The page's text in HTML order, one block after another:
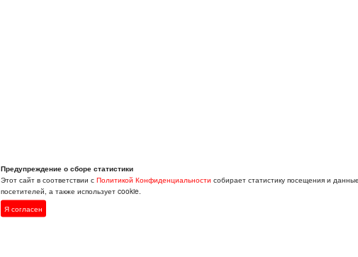
Предупреждение о сборе статистики
Этот сайт в соответствии с Политикой Конфиденциальности собирает статистику посещения и данные
посетителей, а также использует cookie.
Я согласен